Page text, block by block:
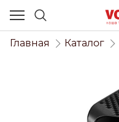
Главная Каталог